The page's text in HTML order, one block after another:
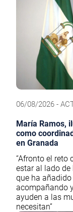
06/08/2026 -
María Ramos,
como
en Granada
“Afronto el reto
estar al lado de
que ha añadido
acompañando
ayuden a las
necesitan”